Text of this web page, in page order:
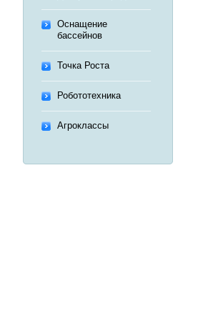
Оснащение
бассейнов
Точка Роста
Робототехника
Агроклассы